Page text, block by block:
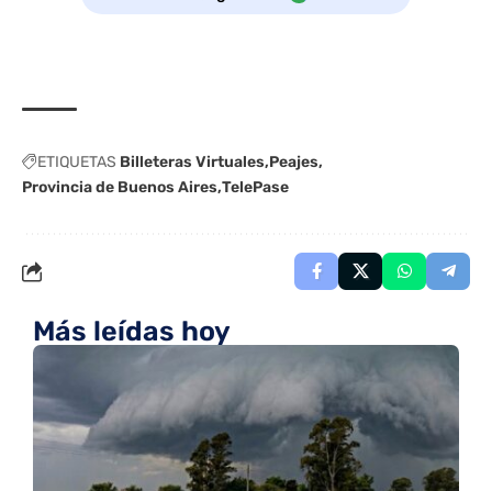
ETIQUETAS Billeteras Virtuales Peajes
Provincia de Buenos Aires TelePase
Más leídas hoy